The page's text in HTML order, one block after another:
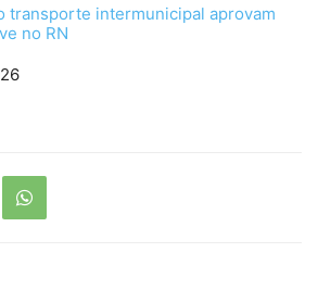
transporte intermunicipal aprovam
no RN